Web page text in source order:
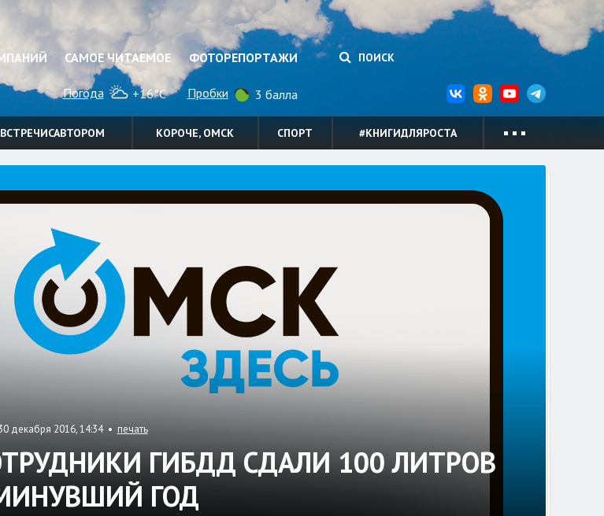
САМОЕ ЧИТАЕМОЕ ФОТОРЕПОРТАЖИ ПОИСК
Погода +16°C Пробки 3 балла
КОРОЧЕ, ОМСК СПОРТ #КНИГИДЛЯРОСТА
декабря 2016, 14:34 • печать
ГИБДД СДАЛИ 100 ЛИТРОВ
ГОД